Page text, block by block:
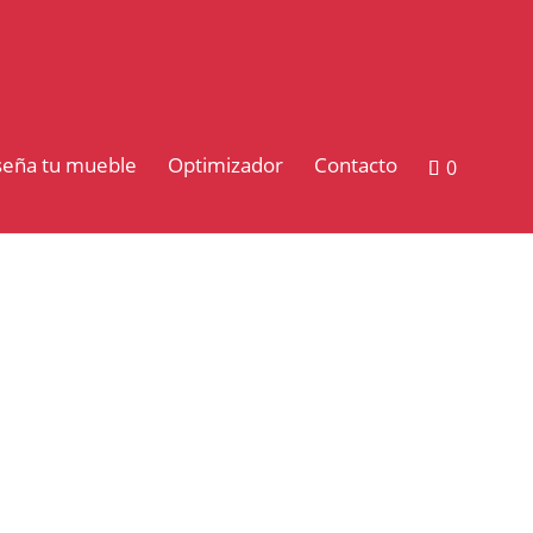
tu mueble Optimizador Contacto
0